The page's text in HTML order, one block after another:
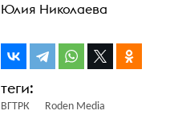
Юлия Николаева
ВГТРК Roden Media